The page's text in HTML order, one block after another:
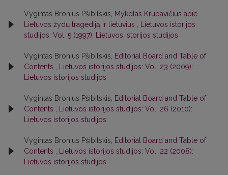
Vygintas Bronius Pšibilskis,
Mykolas Krupavičius apie
Lietuvos žydų tragediją ir lietuvius
Lietuvos istorijos
studijos: Vol. 5 (1997): Lietuvos istorijos studijos
Vygintas Bronius Pšibilskis,
Editorial Board and Table of
Contents
Lietuvos istorijos studijos: Vol. 23 (2009):
Lietuvos istorijos studijos
Vygintas Bronius Pšibilskis,
Editorial Board and Table of
Contents
Lietuvos istorijos studijos: Vol. 26 (2010):
Lietuvos istorijos studijos
Vygintas Bronius Pšibilskis,
Editorial Board and Table of
Contents
Lietuvos istorijos studijos: Vol. 22 (2008):
Lietuvos istorijos studijos